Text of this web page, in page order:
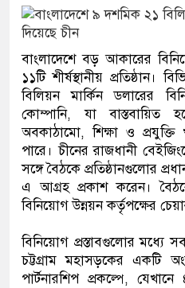
বাংলাদেশে বড় আকারের
১১টি শীর্ষস্থানীয়
বিলিয়ন মার্কিন ডলারের
কোম্পানি, যা বাস্তবায়িত
অবকাঠামো, শিক্ষা ও
পারে। চীনের রাজধানী
সঙ্গে বৈঠকে প্রতিষ্ঠানগুলোর
এ আগ্রহ প্রকাশ করেন।
বিনিয়োগ উন্নয়ন কর্তৃপক্ষের
বিনিয়োগ প্রস্তাবগুলোর মধ্যে
চট্টগ্রাম মহাসড়কের একটি
পার্টনারশিপ প্রকল্পে,